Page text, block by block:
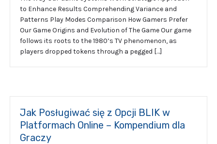
to Enhance Results Comprehending Variance and
Patterns Play Modes Comparison How Gamers Prefer
Our Game Origins and Evolution of The Game Our game
follows its roots to the 1980’s TV phenomenon, as
players dropped tokens through a pegged […]
Jak Posługiwać się z Opcji BLIK w
Platformach Online – Kompendium dla
Graczy